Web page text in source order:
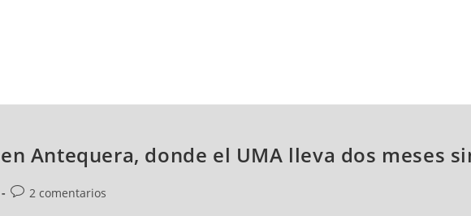
Antequera, donde el UMA lleva dos meses
2 comentarios